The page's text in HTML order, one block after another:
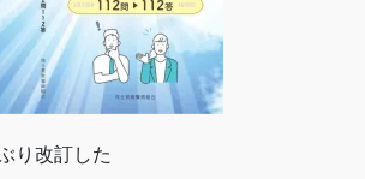
り改訂した